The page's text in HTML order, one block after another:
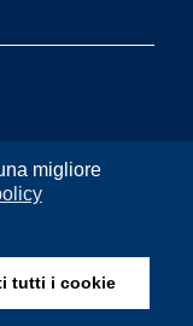
migliore
tutti i cookie